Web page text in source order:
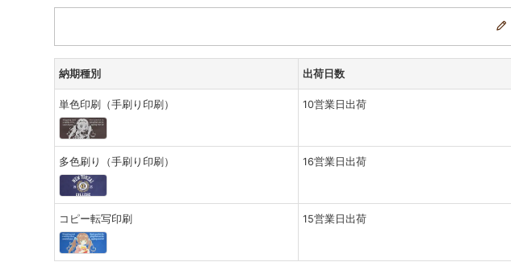
納期種別 出荷日数
単色印刷（手刷り印刷） 10営業日出荷
多色刷り（手刷り印刷） 16営業日出荷
コピー転写印刷 15営業日出荷